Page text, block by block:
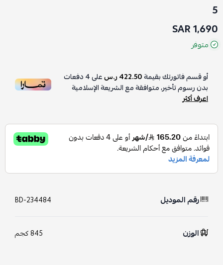
5
1,690 SAR
متوفر
أو قسم فاتورتك بقيمة422.50 ر.س على4دفعات
بدون رسوم تأخير، متوافقة مع الشريعة الإسلامية
اعرف أكثر
رقم الموديل BD-234484
الوزن 845 كجم